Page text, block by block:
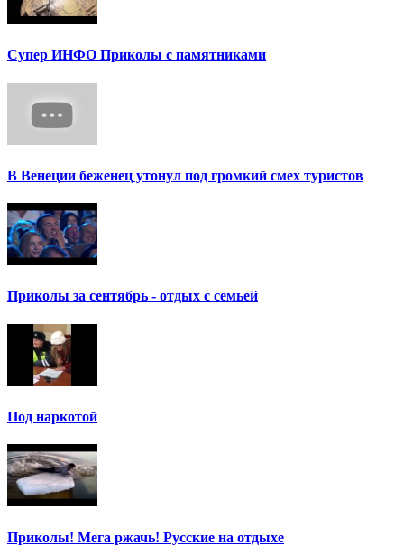
Супер ИНФО Приколы с памятниками
В Венеции беженец утонул под громкий смех туристов
Приколы за сентябрь - отдых с семьей
Под наркотой
Приколы! Мега ржачь! Русские на отдыхе